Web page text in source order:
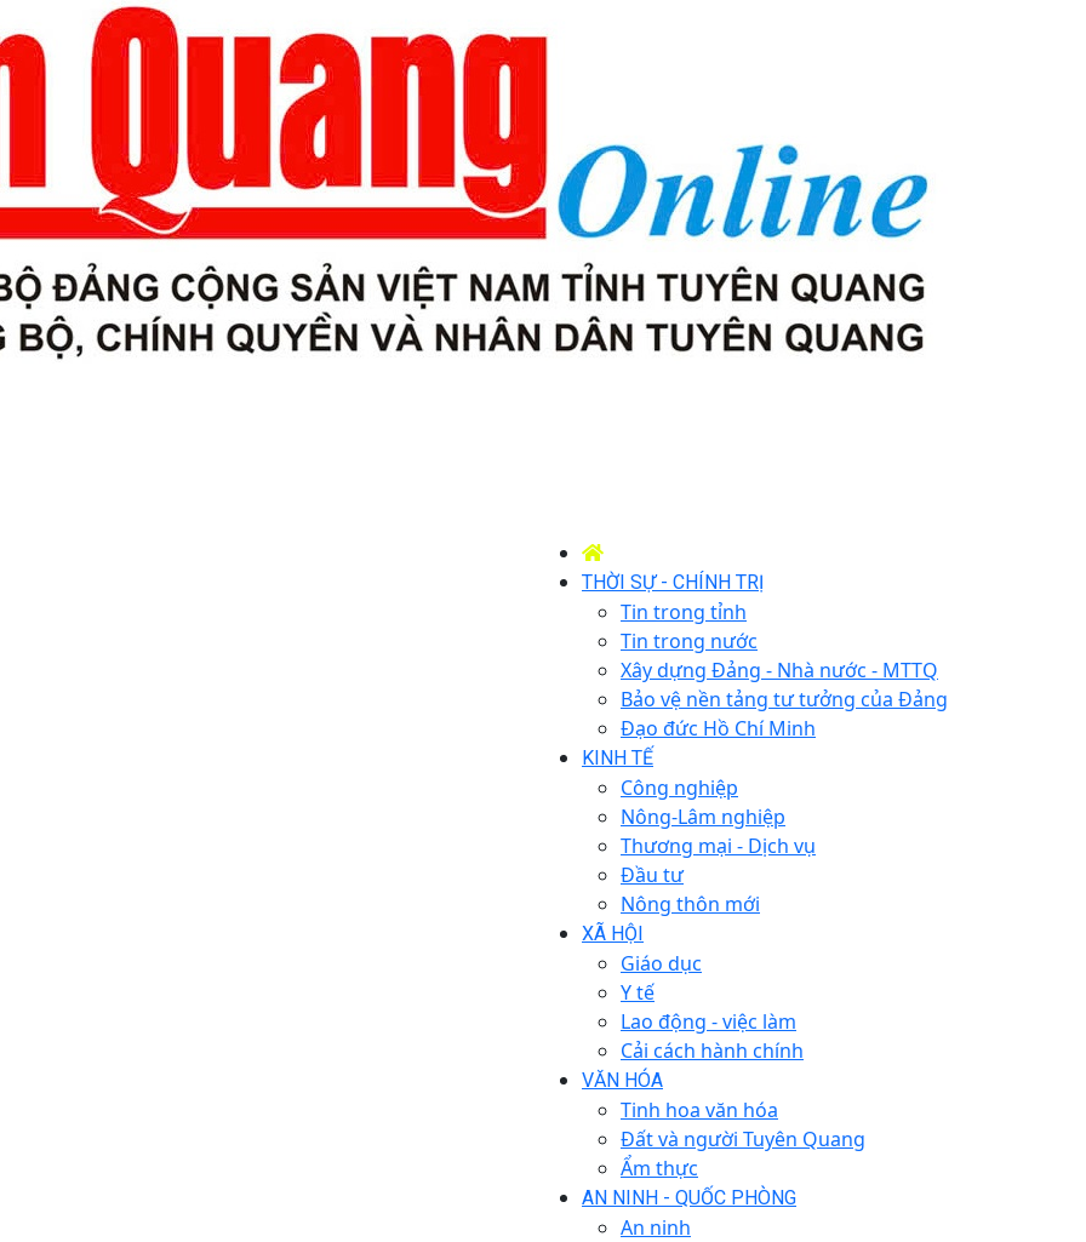
THỜI SỰ - CHÍNH TRỊ
Tin trong tỉnh
Tin trong nước
Xây dựng Đảng - Nhà nước - MTTQ
Bảo vệ nền tảng tư tưởng của Đảng
Đạo đức Hồ Chí Minh
KINH TẾ
Công nghiệp
Nông-Lâm nghiệp
Thương mại - Dịch vụ
Đầu tư
Nông thôn mới
XÃ HỘI
Giáo dục
Y tế
Lao động - việc làm
Cải cách hành chính
VĂN HÓA
Tinh hoa văn hóa
Đất và người Tuyên Quang
Ẩm thực
AN NINH - QUỐC PHÒNG
An ninh